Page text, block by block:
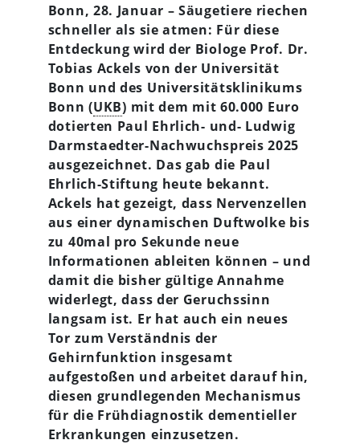
Bonn, 28. Januar – Säugetiere riechen
schneller als sie atmen: Für diese
Entdeckung wird der Biologe Prof. Dr.
Tobias Ackels von der Universität
Bonn und des Universitätsklinikums
Bonn (UKB) mit dem mit 60.000 Euro
dotierten Paul Ehrlich- und- Ludwig
Darmstaedter-Nachwuchspreis 2025
ausgezeichnet. Das gab die Paul
Ehrlich-Stiftung heute bekannt.
Ackels hat gezeigt, dass Nervenzellen
aus einer dynamischen Duftwolke bis
zu 40mal pro Sekunde neue
Informationen ableiten können – und
damit die bisher gültige Annahme
widerlegt, dass der Geruchssinn
langsam ist. Er hat auch ein neues
Tor zum Verständnis der
Gehirnfunktion insgesamt
aufgestoßen und arbeitet darauf hin,
diesen grundlegenden Mechanismus
für die Frühdiagnostik dementieller
Erkrankungen einzusetzen.